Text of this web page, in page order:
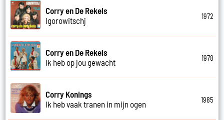
Corry en De Rekels
Igorowitschj
1972
Corry en De Rekels
Ik heb op jou gewacht
1978
Corry Konings
Ik heb vaak tranen in mijn ogen
1985